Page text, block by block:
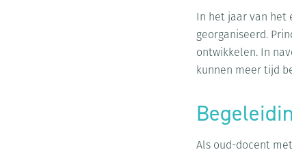
In het jaar van het
georganiseerd.
ontwikkelen. In
kunnen meer tijd
Als oud-docent